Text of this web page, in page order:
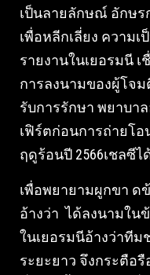
เป็นลายลักษณ์ อักษ
เพื่อหลีกเลี่ยง ความ
รายงานในเยอรมนี
การลงนามของผู้โจ
รับการรักษา พยาบา
เฟิร์ตก่อนการถ่ายโอ
ฤดูร้อนปี 2566เชลซีไ
เพื่อพยายามผูกขา ด
อ้างว่า ได้ลงนามใน
ในเยอรมนีอ้างว่าทีม
ระยะยาว จึงกระตือ